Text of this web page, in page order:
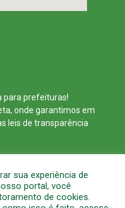
para prefeituras!
onde garantimos em
leis de transparência
sua experiência de
portal, você
de cookies.